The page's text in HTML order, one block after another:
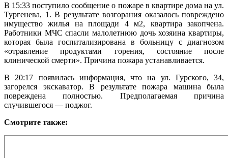
В 15:33 поступило сообщение о пожаре в квартире дома на ул.
Тургенева, 1. В результате возгорания оказалось повреждено
имущество жилья на площади 4 м2, квартира закопчена.
Работники МЧС спасли малолетнюю дочь хозяина квартиры,
которая была госпитализирована в больницу с диагнозом
«отравление продуктами горения, состояние после
клинической смерти». Причина пожара устанавливается.
В 20:17 появилась информация, что на ул. Гурского, 34,
загорелся экскаватор. В результате пожара машина была
повреждена полностью. Предполагаемая причина
случившегося — поджог.
Смотрите также: